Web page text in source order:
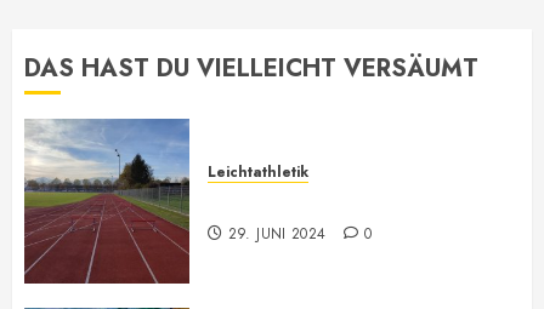
DAS HAST DU VIELLEICHT VERSÄUMT
Leichtathletik
29. JUNI 2024 0